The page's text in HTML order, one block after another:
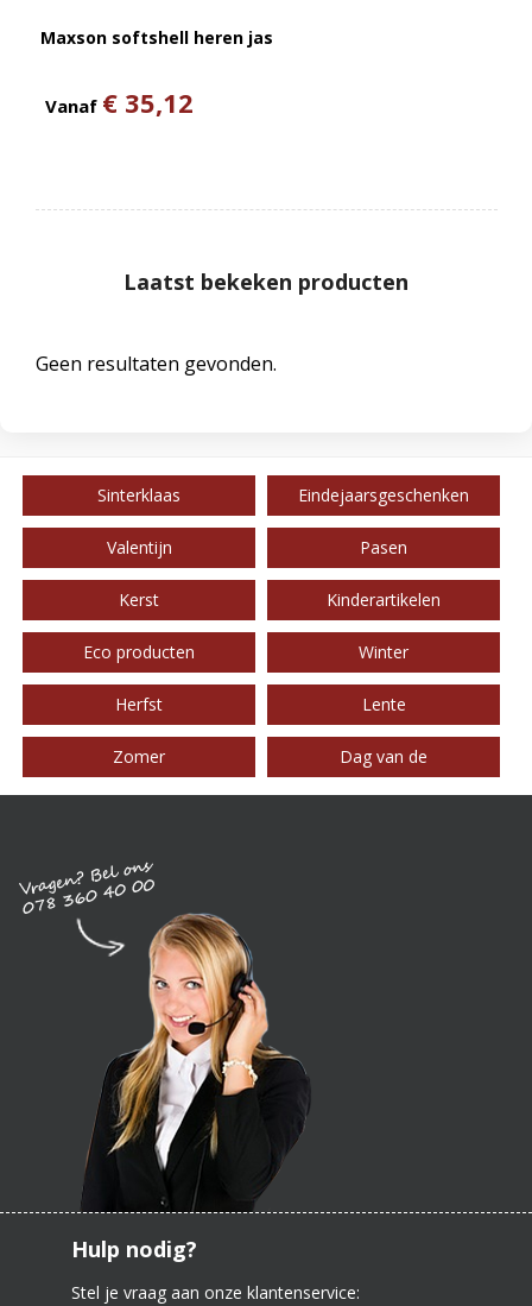
Maxson softshell heren jas
Vanaf € 35,12
Laatst bekeken producten
Geen resultaten gevonden.
Sinterklaas Eindejaarsgeschenken
Valentijn Pasen
Kerst Kinderartikelen
Eco producten Winter
Herfst Lente
Zomer Dag van de
Hulp nodig?
Stel je vraag aan onze klantenservice: